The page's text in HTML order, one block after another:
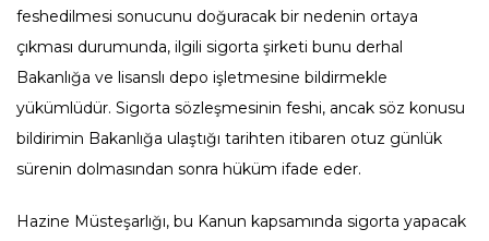
feshedilmesi sonucunu doğuracak bir nedenin ortaya
çıkması durumunda, ilgili sigorta şirketi bunu derhal
Bakanlığa ve lisanslı depo işletmesine bildirmekle
yükümlüdür. Sigorta sözleşmesinin feshi, ancak söz konusu
bildirimin Bakanlığa ulaştığı tarihten itibaren otuz günlük
sürenin dolmasından sonra hüküm ifade eder.
Hazine Müsteşarlığı, bu Kanun kapsamında sigorta yapacak